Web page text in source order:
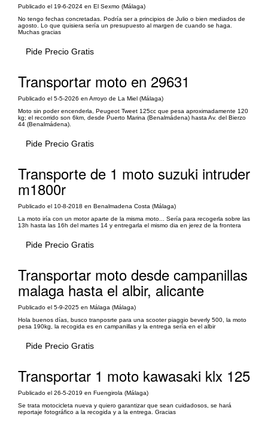
Publicado el 19-6-2024 en El Sexmo (Málaga)
No tengo fechas concretadas. Podría ser a principios de Julio o bien mediados de
agosto. Lo que quisiera sería un presupuesto al margen de cuando se haga.
Muchas gracias
Pide Precio Gratis
Transportar moto en 29631
Publicado el 5-5-2026 en Arroyo de La Miel (Málaga)
Moto sin poder encenderla, Peugeot Tweet 125cc que pesa aproximadamente 120
kg; el recorrido son 6km, desde Puerto Marina (Benalmádena) hasta Av. del Bierzo
44 (Benalmádena).
Pide Precio Gratis
Transporte de 1 moto suzuki intruder
m1800r
Publicado el 10-8-2018 en Benalmadena Costa (Málaga)
La moto iría con un motor aparte de la misma moto... Sería para recogerla sobre las
13h hasta las 16h del martes 14 y entregarla el mismo dia en jerez de la frontera
Pide Precio Gratis
Transportar moto desde campanillas
malaga hasta el albir, alicante
Publicado el 5-9-2025 en Málaga (Málaga)
Hola buenos días, busco tranposrte para una scooter piaggio beverly 500, la moto
pesa 190kg, la recogida es en campanillas y la entrega sería en el albir
Pide Precio Gratis
Transportar 1 moto kawasaki klx 125
Publicado el 26-5-2019 en Fuengirola (Málaga)
Se trata motocicleta nueva y quiero garantizar que sean cuidadosos, se hará
reportaje fotográfico a la recogida y a la entrega. Gracias